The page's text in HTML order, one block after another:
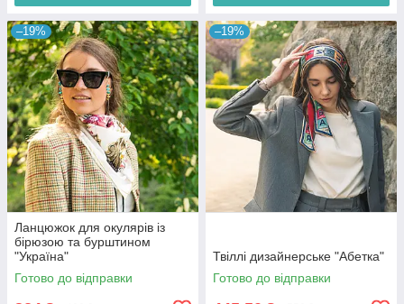
–19%
Ланцюжок для окулярів із
бірюзою та бурштином
"Україна"
Готово до відправки
–19%
Твіллі дизайнерське "Абетка"
Готово до відправки